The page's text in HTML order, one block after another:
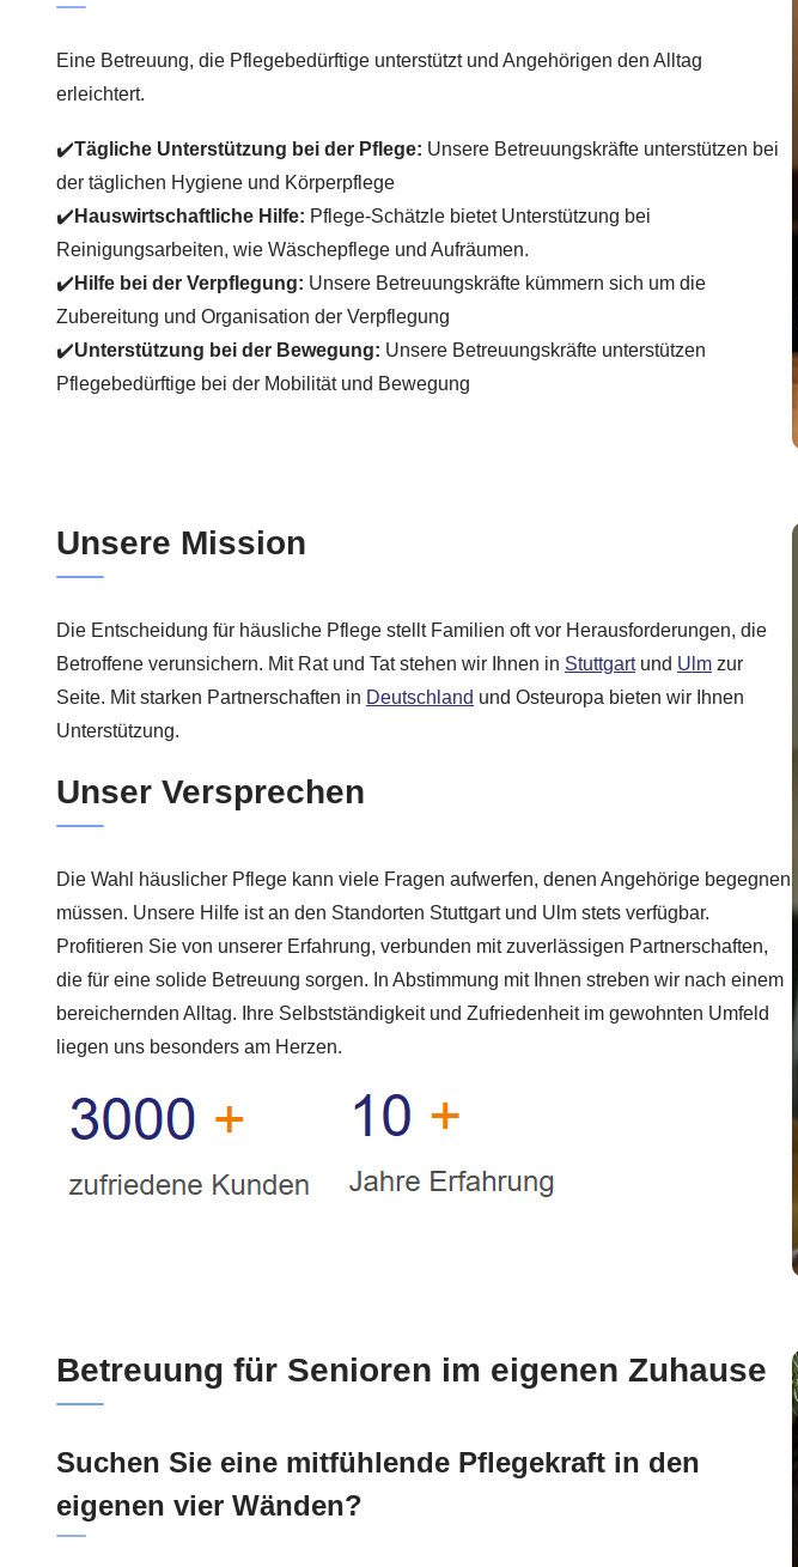
Eine Betreuung, die Pflegebedürftige unterstützt und Angehörigen den Alltag
erleichtert.
✔️Tägliche Unterstützung bei der Pflege: Unsere Betreuungskräfte unterstützen bei
der täglichen Hygiene und Körperpflege
✔️ Hauswirtschaftliche Hilfe: Pflege-Schätzle bietet Unterstützung bei
Reinigungsarbeiten, wie Wäschepflege und Aufräumen.
✔️ Hilfe bei der Verpflegung: Unsere Betreuungskräfte kümmern sich um die
Zubereitung und Organisation der Verpflegung
✔️Unterstützung bei der Bewegung: Unsere Betreuungskräfte unterstützen
Pflegebedürftige bei der Mobilität und Bewegung
Unsere Mission
Die Entscheidung für häusliche Pflege stellt Familien oft vor Herausforderungen, die
Betroffene verunsichern. Mit Rat und Tat stehen wir Ihnen in Stuttgartund Ulm zur
Seite. Mit starken Partnerschaften in Deutschland und Osteuropa bieten wir Ihnen
Unterstützung.
Unser Versprechen
Die Wahl häuslicher Pflege kann viele Fragen aufwerfen, denen Angehörige begegnen
müssen. Unsere Hilfe ist an den Standorten Stuttgart und Ulm stets verfügbar.
Profitieren Sie von unserer Erfahrung, verbunden mit zuverlässigen Partnerschaften,
die für eine solide Betreuung sorgen. In Abstimmung mit Ihnen streben wir nach einem
bereichernden Alltag. Ihre Selbstständigkeit und Zufriedenheit im gewohnten Umfeld
liegen uns besonders am Herzen.
Betreuung für Senioren im eigenen Zuhause
Suchen Sie eine mitfühlende Pflegekraft in den
eigenen vier Wänden?